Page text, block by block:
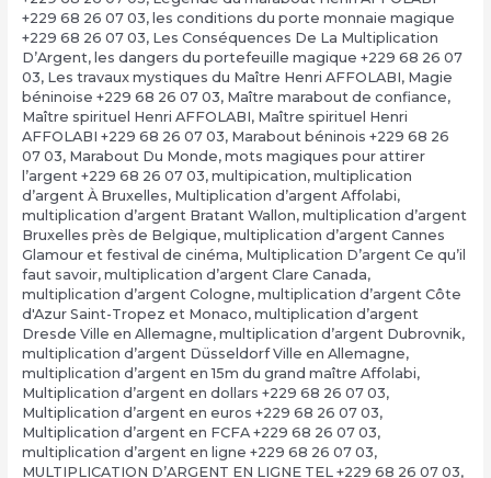
+229 68 26 07 03, les conditions du porte monnaie magique
+229 68 26 07 03, Les Conséquences De La Multiplication
D’Argent, les dangers du portefeuille magique +229 68 26 07
03, Les travaux mystiques du Maître Henri AFFOLABI, Magie
béninoise +229 68 26 07 03, Maître marabout de confiance,
Maître spirituel Henri AFFOLABI, Maître spirituel Henri
AFFOLABI +229 68 26 07 03, Marabout béninois +229 68 26
07 03, Marabout Du Monde, mots magiques pour attirer
l’argent +229 68 26 07 03, multipication, multiplication
d’argent À Bruxelles, Multiplication d’argent Affolabi,
multiplication d’argent Bratant Wallon, multiplication d’argent
Bruxelles près de Belgique, multiplication d’argent Cannes
Glamour et festival de cinéma, Multiplication D’argent Ce qu’il
faut savoir, multiplication d’argent Clare Canada,
multiplication d’argent Cologne, multiplication d’argent Côte
d'Azur Saint-Tropez et Monaco, multiplication d’argent
Dresde Ville en Allemagne, multiplication d’argent Dubrovnik,
multiplication d’argent Düsseldorf Ville en Allemagne,
multiplication d’argent en 15m du grand maître Affolabi,
Multiplication d’argent en dollars +229 68 26 07 03,
Multiplication d’argent en euros +229 68 26 07 03,
Multiplication d’argent en FCFA +229 68 26 07 03,
multiplication d’argent en ligne +229 68 26 07 03,
MULTIPLICATION D’ARGENT EN LIGNE TEL +229 68 26 07 03,